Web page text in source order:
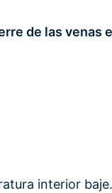
de las venas
interior